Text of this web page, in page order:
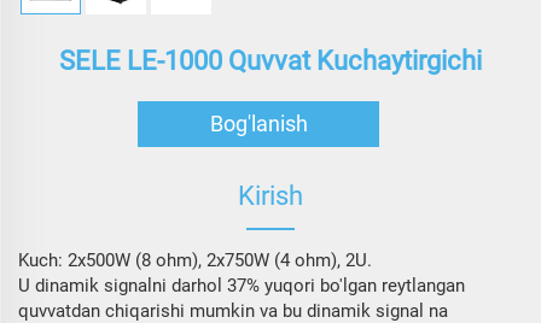
SELE LE-1000 Quvvat Kuchaytirgichi
Bog'lanish
Kirish
Kuch: 2x500W (8 ohm), 2x750W (4 ohm), 2U.
U dinamik signalni darhol 37% yuqori bo'lgan reytlangan
quvvatdan chiqarishi mumkin va bu dinamik signal na